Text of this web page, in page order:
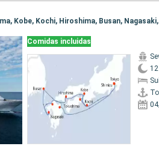
Comidas incluidas